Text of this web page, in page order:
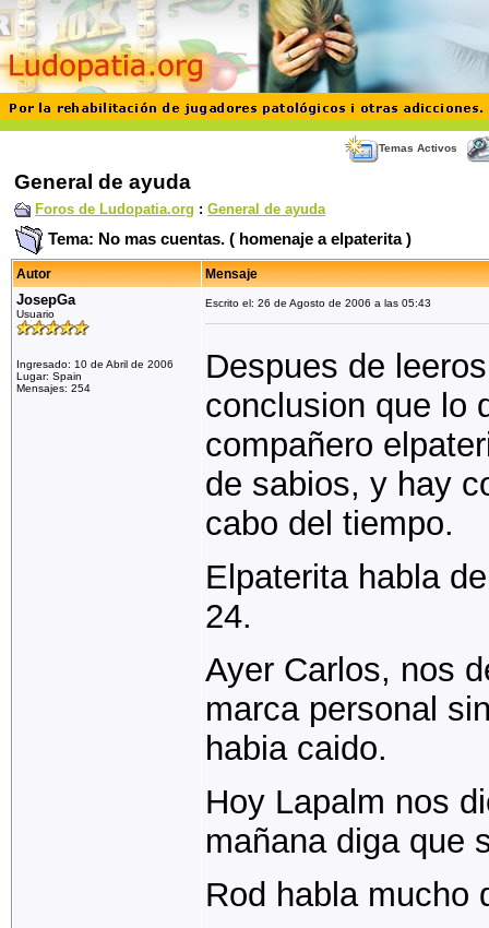
Temas Activos
General de ayuda
Foros de Ludopatia.org : General de ayuda
Tema: No mas cuentas. ( homenaje a elpaterita )
Autor Mensaje
JosepGa
Usuario
Ingresado: 10 de Abril de 2006
Lugar: Spain
Mensajes: 254
Escrito el: 26 de Agosto de 2006 a las 05:43
Despues de
conclusion que lo
compañero
de sabios, y hay
cabo del tiempo.
Elpaterita habla
24.
Ayer Carlos, nos
marca personal
habia caido.
Hoy Lapalm nos
mañana diga que
Rod habla mucho